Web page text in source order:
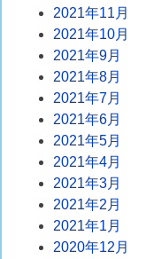
2021年11月
2021年10月
2021年9月
2021年8月
2021年7月
2021年6月
2021年5月
2021年4月
2021年3月
2021年2月
2021年1月
2020年12月